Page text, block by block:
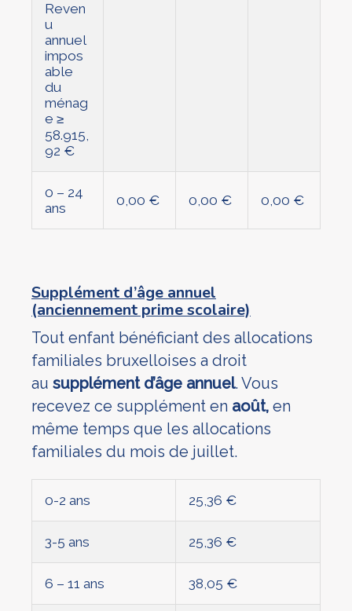
Reven
u
annuel
impos
able
du
ménag
e ≥
58.915,
92 €
0 – 24
ans
0,00 € 0,00 € 0,00 €
Supplément d’âge annuel
(anciennement prime scolaire)
Tout enfant bénéficiant des allocations
familiales bruxelloises a droit
au supplément d’âge annuel. Vous
recevez ce supplément en août, en
même temps que les allocations
familiales du mois de juillet.
0-2 ans 25,36 €
3-5 ans 25,36 €
6 – 11 ans 38,05 €